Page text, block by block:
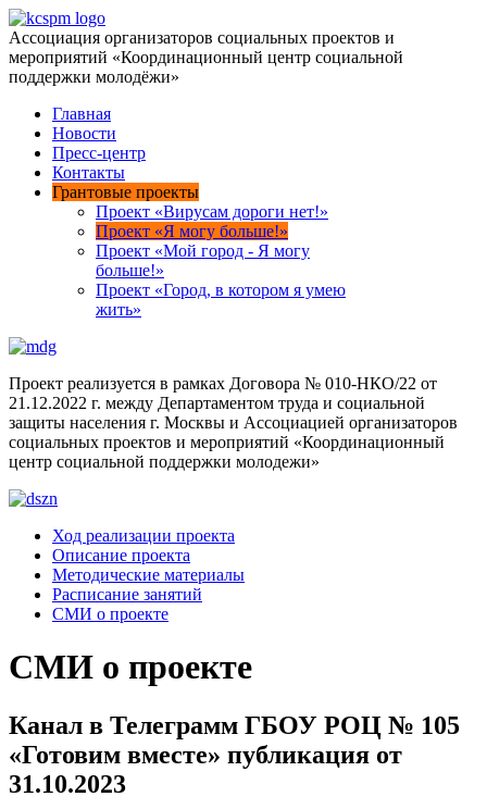
Ассоциация организаторов социальных проектов и
мероприятий «Координационный центр социальной
поддержки молодёжи»
Главная
Новости
Пресс-центр
Контакты
Грантовые проекты
Проект «Вирусам дороги нет!»
Проект «Я могу больше!»
Проект «Мой город - Я могу
больше!»
Проект «Город, в котором я умею
жить»
Проект реализуется в рамках Договора № 010-НКО/22 от
21.12.2022 г. между Департаментом труда и социальной
защиты населения г. Москвы и Ассоциацией организаторов
социальных проектов и мероприятий «Координационный
центр социальной поддержки молодежи»
Ход реализации проекта
Описание проекта
Методические материалы
Расписание занятий
СМИ о проекте
СМИ о проекте
Канал в Телеграмм ГБОУ РОЦ № 105
«Готовим вместе» публикация от
31.10.2023